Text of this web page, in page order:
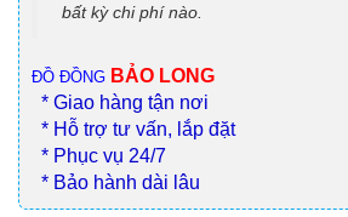
bất kỳ chi phí nào.
ĐỒ ĐỒNG BẢO LONG
* Giao hàng tận nơi
* Hỗ trợ tư vấn, lắp đặt
* Phục vụ 24/7
* Bảo hành dài lâu